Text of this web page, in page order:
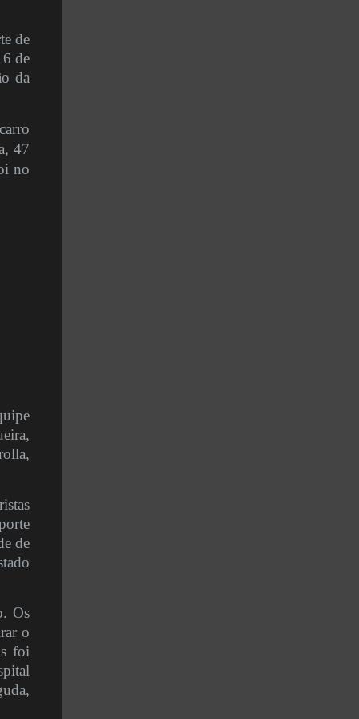
de
de
da
47
no
de
Os
o
foi